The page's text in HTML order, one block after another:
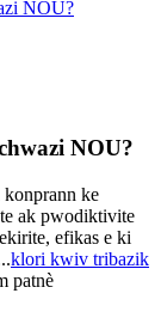
NOU?
NOU?
ke
ak pwodiktivite
efikas e ki
klori kwiv tribazik
patnè